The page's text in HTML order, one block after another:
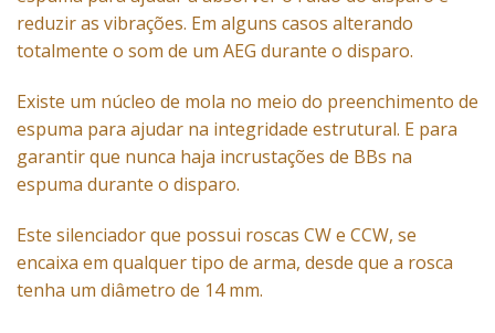
reduzir as vibrações. Em alguns casos alterando
totalmente o som de um AEG durante o disparo.
Existe um núcleo de mola no meio do preenchimento de
espuma para ajudar na integridade estrutural. E para
garantir que nunca haja incrustações de BBs na
espuma durante o disparo.
Este silenciador que possui roscas CW e CCW, se
encaixa em qualquer tipo de arma, desde que a rosca
tenha um diâmetro de 14 mm.